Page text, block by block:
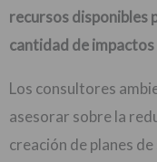
recursos disponibles
cantidad de
Los consultores
asesorar sobre la
creación de planes